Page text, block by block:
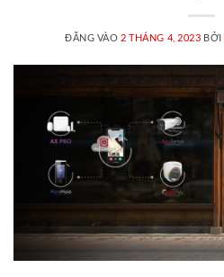
ĐĂNG VÀO 2 THÁNG 4, 2023 BỞI